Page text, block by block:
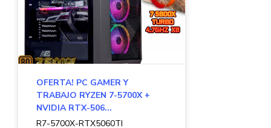
OFERTA! PC GAMER Y
TRABAJO RYZEN 7-5700X +
NVIDIA RTX-506...
R7-5700X-RTX5060TI